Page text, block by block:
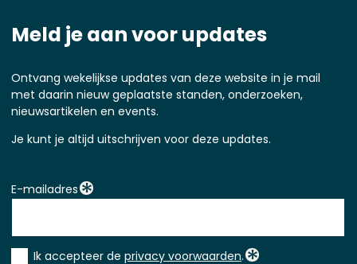
Meld je aan voor updates
Ontvang wekelijkse updates van deze website in je mail
met daarin nieuw geplaatste standen, onderzoeken,
nieuwsartikelen en events.
Je kunt je altijd uitschrijven voor deze updates.
E-mailadres
Instemming
Ik accepteer de privacy voorwaarden.